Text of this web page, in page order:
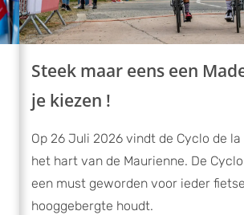
Steek maar eens een
je kiezen !
Op 26 Juli 2026 vindt de Cyclo de
het hart van de Maurienne. De
een must geworden voor ieder
hooggebergte houdt.